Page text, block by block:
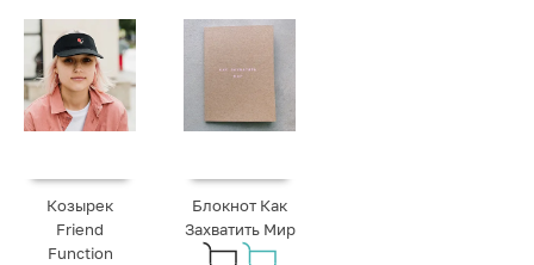
Козырек
Friend
Function
Блокнот Как
Захватить Мир